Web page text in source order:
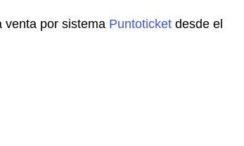
venta por sistema Puntoticket desde el